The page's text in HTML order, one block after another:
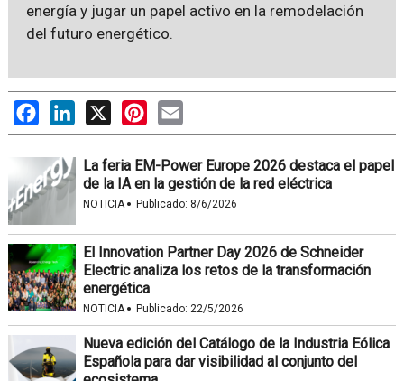
energía y jugar un papel activo en la remodelación
del futuro energético.
FacebookLinkedIn
X PinterestEmail
La feria EM-Power Europe 2026 destaca el papel
de la IA en la gestión de la red eléctrica
NOTICIA· Publicado: 8/6/2026
El Innovation Partner Day 2026 de Schneider
Electric analiza los retos de la transformación
energética
NOTICIA· Publicado: 22/5/2026
Nueva edición del Catálogo de la Industria Eólica
Española para dar visibilidad al conjunto del